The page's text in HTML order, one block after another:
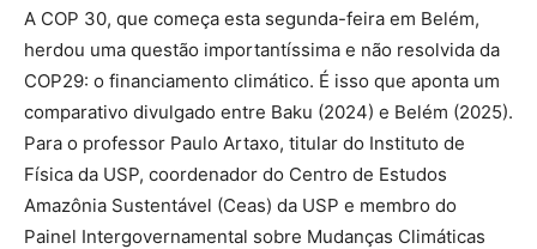
A COP 30, que começa esta segunda-feira em Belém,
herdou uma questão importantíssima e não resolvida da
COP29: o financiamento climático. É isso que aponta um
comparativo divulgado entre Baku (2024) e Belém (2025).
Para o professor Paulo Artaxo, titular do Instituto de
Física da USP, coordenador do Centro de Estudos
Amazônia Sustentável (Ceas) da USP e membro do
Painel Intergovernamental sobre Mudanças Climáticas